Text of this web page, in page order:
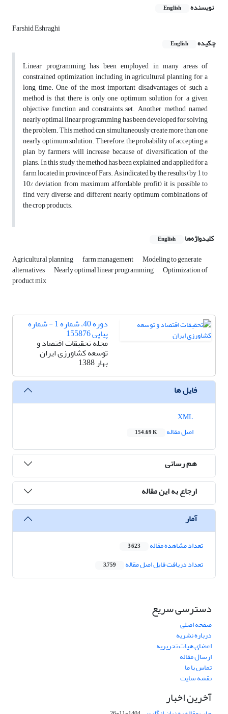
نویسنده English
Farshid Eshraghi
چکیده
English
Linear programming has been employed in many areas of
constrained optimization including in agricultural planning for a
long time. One of the most important disadvantages of such a
method is that there is only one optimum solution for a given
objective function and constraints set. Another method named
nearly optimal linear programming has been developed for solving
the problem. This method can simultaneously create more than one
nearly optimum solution. Therefore, the probability of accepting a
plan by farmers will increase because of diversification of the
plans. In this study, the method has been explained and applied for a
farm located in province of Fars. As indicated by the results (by 1 to
10% deviation from maximum affordable profit) it is possible to
find very diverse and different nearly optimum combinations of
the crop products.
کلیدواژه‌ها English
Agricultural planning farm management Modeling to generate
alternatives Nearly optimal linear programming Optimization of
product mix
دوره 40، شماره 1 - شماره
پیاپی 155876
مجله تحقیقات اقتصاد و
توسعه کشاورزی ایران
بهار 1388
فایل ها
اصل مقاله
154.69 K
هم رسانی
ارجاع به این مقاله
آمار
تعداد مشاهده مقاله 3,623
تعداد دریافت فایل اصل مقاله 3,759
دسترسی سریع
صفحه اصلی
درباره نشریه
اعضای هیات تحریریه
ارسال مقاله
تماس با ما
نقشه سایت
آخرین اخبار